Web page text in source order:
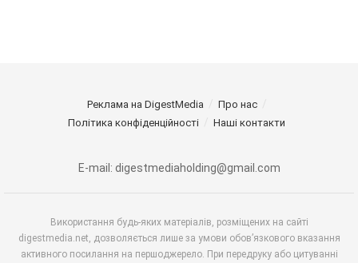
Реклама на DigestMedia
Про нас
Політика конфіденційності
Наші контакти
E-mail: digestmediaholding@gmail.com
Використання будь-яких матеріалів, розміщених на сайті
digestmedia.net, дозволяється лише за умови обов’язкового вказання
активного посилання на першоджерело. При передруку або цитуванні